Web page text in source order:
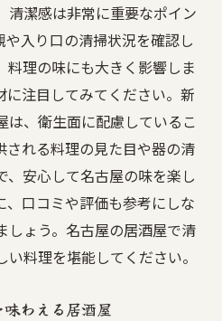
清潔感は非常に重要なポイン
や入り口の清掃状況を確認し
料理の味にも大きく影響しま
に注目してみてください。新
は、衛生面に配慮しているこ
される料理の見た目や器の清
、安心して名古屋の味を楽し
、口コミや評価も参考にしな
しょう。名古屋の居酒屋で清
料理を堪能してください。
わえる居酒屋